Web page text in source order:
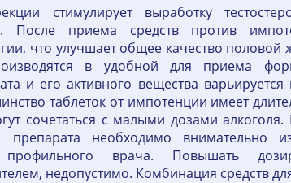
стимулирует выработку
приема средств против
что улучшает общее качество половой
в удобной для приема
и его активного вещества варьируется
таблеток от импотенции имеет
сочетаться с малыми дозами алкоголя.
необходимо внимательно
врача. Повышать
недопустимо. Комбинация средств